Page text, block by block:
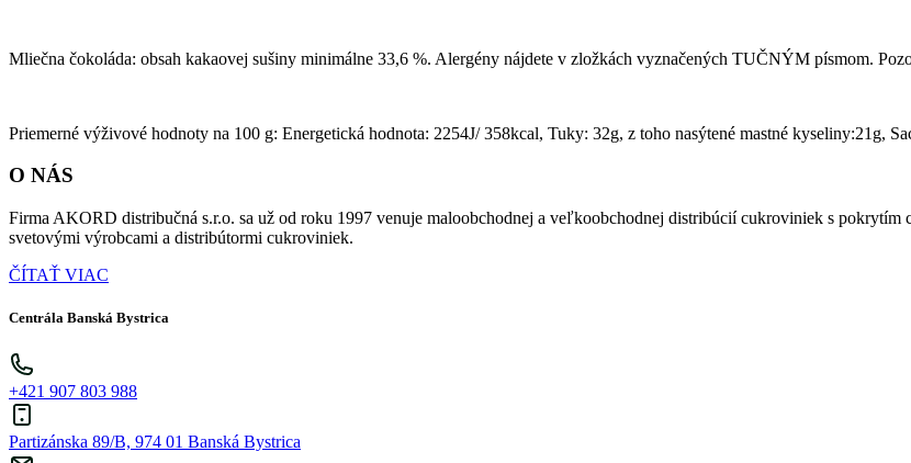
Mliečna čokoláda: obsah kakaovej sušiny minimálne 33,6 %. Alergény nájdete v zložkách vyznačených TUČNÝM písmom.
Priemerné výživové hodnoty na 100 g: Energetická hodnota: 2254J/ 358kcal, Tuky: 32g, z toho nasýtené mastné kyseliny:21g,
O NÁS
Firma AKORD distribučná s.r.o. sa už od roku 1997 venuje maloobchodnej a veľkoobchodnej distribúcií cukroviniek s pokrytím
svetovými výrobcami a distribútormi cukroviniek.
ČÍTAŤ VIAC
Centrála Banská Bystrica
+421 907 803 988
Partizánska 89/B, 974 01 Banská Bystrica